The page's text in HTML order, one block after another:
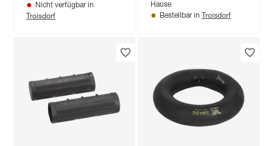
Nicht verfügbar in
Troisdorf
Hause
Bestellbar in Troisdorf